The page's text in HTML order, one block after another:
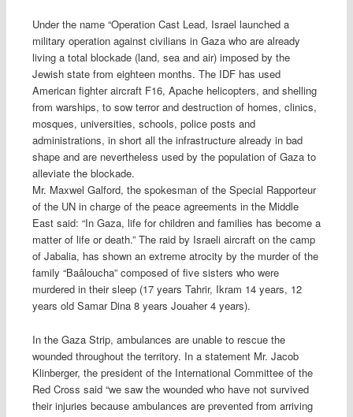
Under the name “Operation Cast Lead, Israel launched a
military operation against civilians in Gaza who are already
living a total blockade (land, sea and air) imposed by the
Jewish state from eighteen months. The IDF has used
American fighter aircraft F16, Apache helicopters, and shelling
from warships, to sow terror and destruction of homes, clinics,
mosques, universities, schools, police posts and
administrations, in short all the infrastructure already in bad
shape and are nevertheless used by the population of Gaza to
alleviate the blockade.
Mr. Maxwel Galford, the spokesman of the Special Rapporteur
of the UN in charge of the peace agreements in the Middle
East said: “In Gaza, life for children and families has become a
matter of life or death.” The raid by Israeli aircraft on the camp
of Jabalia, has shown an extreme atrocity by the murder of the
family “Baâloucha” composed of five sisters who were
murdered in their sleep (17 years Tahrir, Ikram 14 years, 12
years old Samar Dina 8 years Jouaher 4 years).
In the Gaza Strip, ambulances are unable to rescue the
wounded throughout the territory. In a statement Mr. Jacob
Klinberger, the president of the International Committee of the
Red Cross said “we saw the wounded who have not survived
their injuries because ambulances are prevented from arriving